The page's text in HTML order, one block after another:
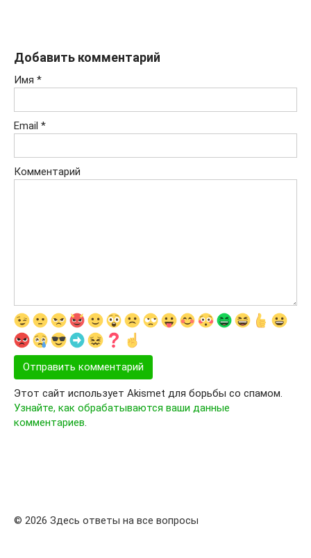
Добавить комментарий
Имя *
Email *
Комментарий
Этот сайт использует Akismet для борьбы со спамом.
Узнайте, как обрабатываются ваши данные
комментариев
© 2026 Здесь ответы на все вопросы